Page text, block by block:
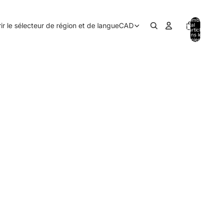
le sélecteur de région et de langueCAD
Nombre
total
d’articles
dans le
panier: 0